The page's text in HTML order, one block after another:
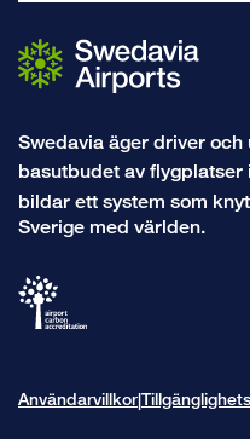
Swedavia äger driver
basutbudet av flygplatser
bildar ett system som
Sverige med världen.
Användarvillkor|